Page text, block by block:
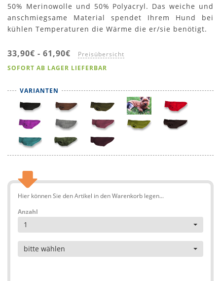
50% Merinowolle und 50% Polyacryl. Das weiche und
anschmiegsame Material spendet Ihrem Hund bei
kühlen Temperaturen die Wärme die er/sie benötigt.
33,90€ - 61,90€ Preisübersicht
SOFORT AB LAGER LIEFERBAR
VARIANTEN
Hier können Sie den Artikel in den Warenkorb legen...
Anzahl
1
Artikel
bitte wählen